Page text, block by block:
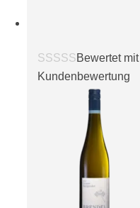
Bewertet mit
Kundenbewertung